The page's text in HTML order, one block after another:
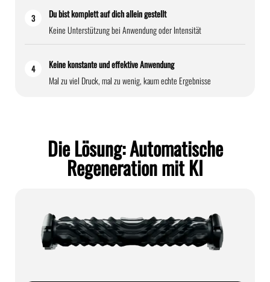
3
Du bist komplett auf dich allein gestellt
Keine Unterstützung bei Anwendung oder Intensität
4
Keine konstante und effektive Anwendung
Mal zu viel Druck, mal zu wenig, kaum echte Ergebnisse
Die Lösung: Automatische
Regeneration mit KI